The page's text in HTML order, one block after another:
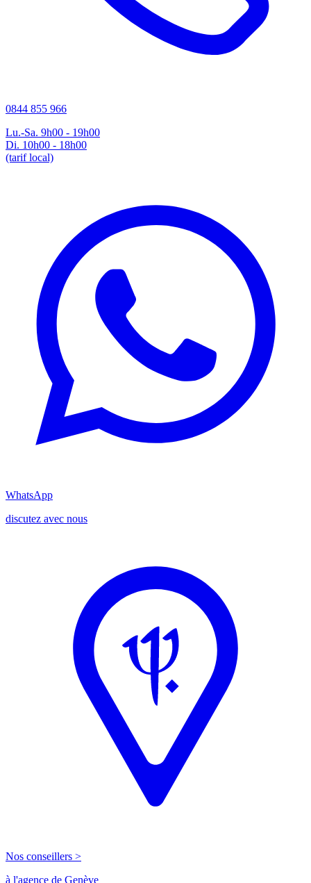
0844 855 966
Lu.-Sa. 9h00 - 19h00
Di. 10h00 - 18h00
(tarif local)
WhatsApp
discutez avec nous
Nos conseillers >
à l'agence de Genève